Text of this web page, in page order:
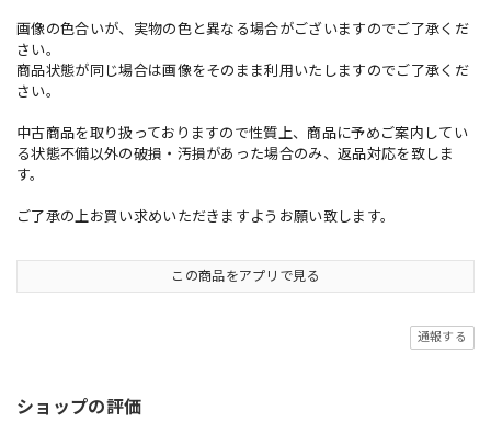
画像の色合いが、実物の色と異なる場合がございますのでご了承くだ
さい。
商品状態が同じ場合は画像をそのまま利用いたしますのでご了承くだ
さい。
中古商品を取り扱っておりますので性質上、商品に予めご案内してい
る状態不備以外の破損・汚損があった場合のみ、返品対応を致しま
す。
ご了承の上お買い求めいただきますようお願い致します。
この商品をアプリで見る
通報する
ショップの評価